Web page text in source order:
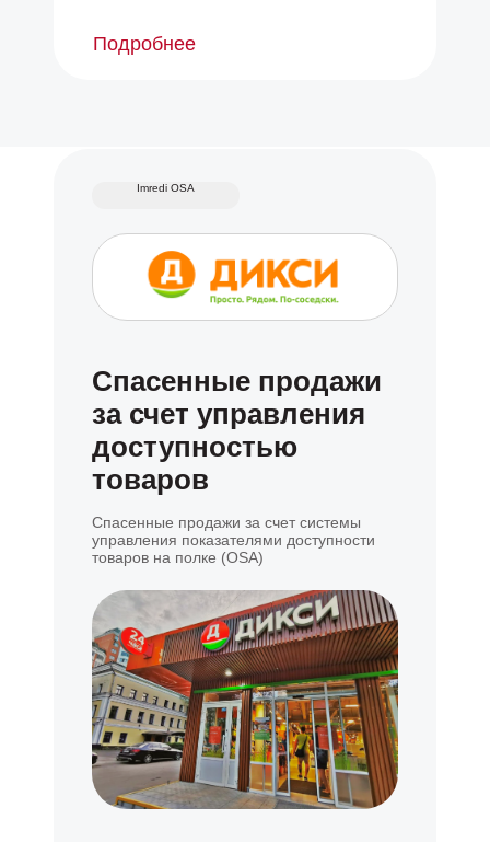
Подробнее
Спасенные продажи
за счет управления
доступностью
товаров
Спасенные продажи за счет системы
управления показателями доступности
товаров на полке (OSA)
Imredi OSA
+7(495)188-9231
SALES@IMREDI.BIZ
О платформе
О компании
ИИ в Imredi
Вакансии
Продуктовый
Алкомаркеты
Продукты
Imredi Audit Pro
Enterprise
Imredi Audit Pro
Light
Кейсы
Сценарии
применения
Истории успеха